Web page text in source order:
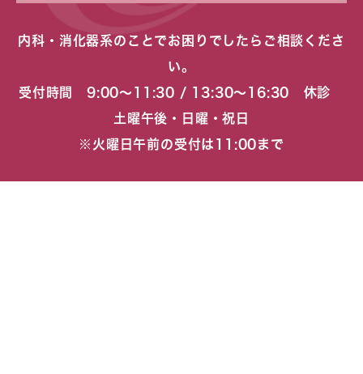
内科・消化器系のことでお困りでしたらご相談くださ
い。
受付時間 9:00〜11:30 / 13:30〜16:30 休診
土曜午後・日曜・祝日
※火曜日午前の受付は11:00まで